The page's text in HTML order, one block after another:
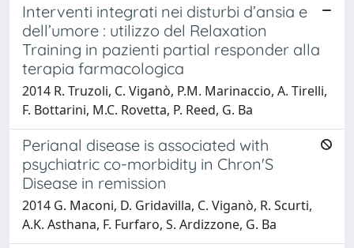
Interventi integrati nei disturbi d’ansia e
dell’umore : utilizzo del Relaxation
Training in pazienti partial responder alla
terapia farmacologica
2014 R. Truzoli, C. Viganò, P.M. Marinaccio, A. Tirelli,
F. Bottarini, M.C. Rovetta, P. Reed, G. Ba
Perianal disease is associated with
psychiatric co-morbidity in Chron'S
Disease in remission
2014 G. Maconi, D. Gridavilla, C. Viganò, R. Scurti,
A.K. Asthana, F. Furfaro, S. Ardizzone, G. Ba